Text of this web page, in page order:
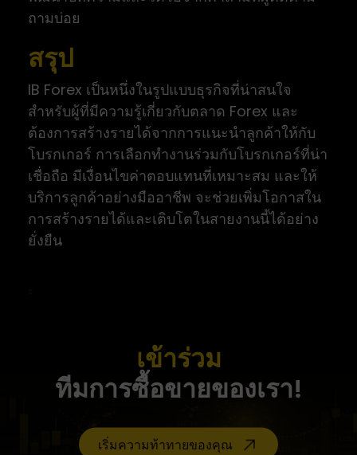
ถามบ่อย
สรุป
IB Forex เป็นหนึ่งในรูปแบบธุรกิจที่น่าสนใจ
สำหรับผู้ที่มีความรู้เกี่ยวกับตลาด Forex และ
ต้องการสร้างรายได้จากการแนะนำลูกค้าให้กับ
โบรกเกอร์ การเลือกทำงานร่วมกับโบรกเกอร์ที่น่า
เชื่อถือ มีเงื่อนไขค่าตอบแทนที่เหมาะสม และให้
บริการลูกค้าอย่างมืออาชีพ จะช่วยเพิ่มโอกาสใน
การสร้างรายได้และเติบโตในสายงานนี้ได้อย่าง
ยั่งยืน
เข้าร่วม
ทีมการซื้อขายของเรา!
เริ่มความท้าทายของคุณ